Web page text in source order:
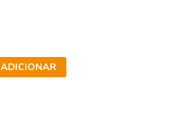
ADICIONAR